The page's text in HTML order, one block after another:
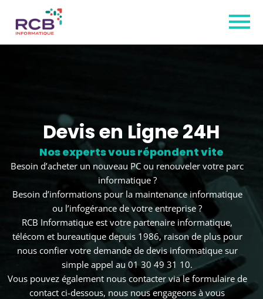
Devis en Ligne 24H
Nos experts vous répondent vite
Besoin d’acheter un nouveau PC ou renouveler votre parc
informatique ?
Besoin d’informations pour la maintenance informatique
ou l’infogérance de votre entreprise ?
RCB Informatique est votre partenaire informatique,
télécom et bureautique depuis 1986, raison de plus pour
nous confier votre demande de devis informatique sur
simple appel au 01 30 49 31 10.
Vous pouvez également nous contacter via le formulaire de
contact ci-dessous, nous nous engageons à vous